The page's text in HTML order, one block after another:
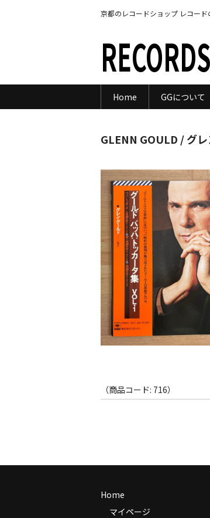
京都のレコードショップ レコー
Home GGについて
GLENN GOULD / グ
（商品コード: 716）
Home
マイページ